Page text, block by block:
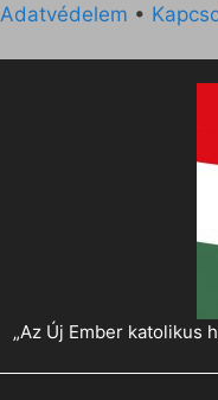
Adatvédelem •
„Az Új Ember katolikus